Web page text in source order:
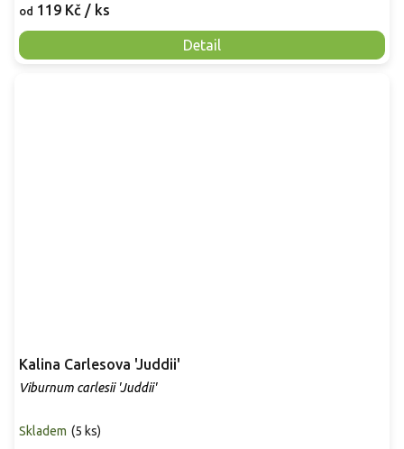
od 119 Kč / ks
Detail
Kalina Carlesova 'Juddii'
Viburnum carlesii 'Juddii'
Skladem (5 ks)